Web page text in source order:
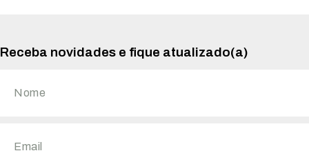
Receba novidades e fique atualizado(a)